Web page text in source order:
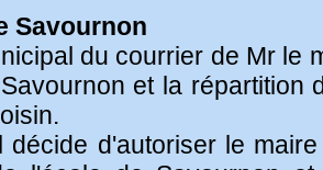
Savournon
du courrier de Mr le
et la répartition
d'autoriser le